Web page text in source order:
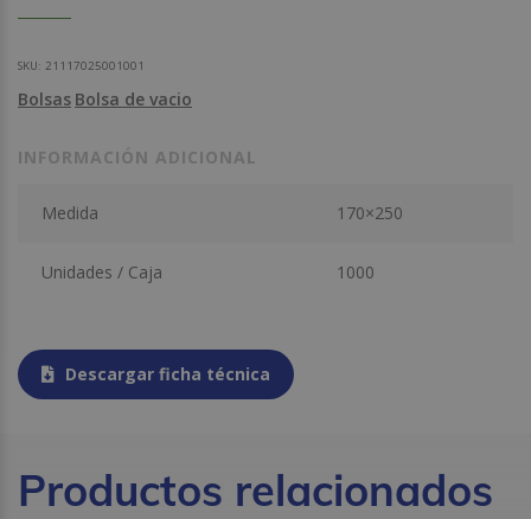
SKU: 21117025001001
Bolsas Bolsa de vacio
INFORMACIÓN ADICIONAL
Medida 170×250
Unidades / Caja 1000
Descargar ficha técnica
Productos relacionados